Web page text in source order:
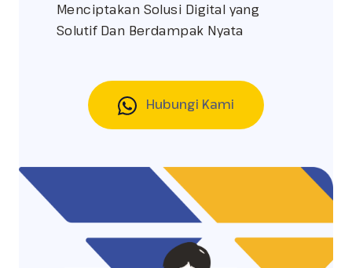
Menciptakan Solusi Digital yang
Solutif Dan Berdampak Nyata
Hubungi Kami